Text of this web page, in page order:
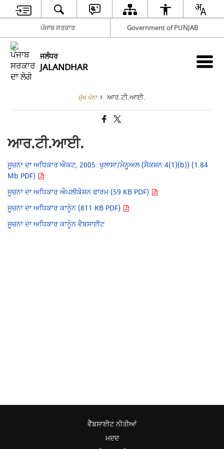
ਪੰਜਾਬ ਸਰਕਾਰ Government of PUNJAB
ਜਲੰਧਰ
JALANDHAR
ਮੁੱਖ ਪੰਨਾ ਆਰ.ਟੀ.ਆਈ.
ਆਰ.ਟੀ.ਆਈ.
ਸੂਚਨਾ ਦਾ ਅਧਿਕਾਰ ਐਕਟ, 2005: ਖੁਲਾਸਾ/ਮੈਨੂਅਲ (ਸੈਕਸ਼ਨ 4(1)(b)) (1.84
Mb PDF)
ਸੂਚਨਾ ਦਾ ਅਧਿਕਾਰ ਐਪਲੀਕੇਸ਼ਨ ਫਾਰਮ (59 KB PDF)
ਸੂਚਨਾ ਦਾ ਅਧਿਕਾਰ ਕਾਨੂੰਨ (811 KB PDF)
ਸੂਚਨਾ ਦਾ ਅਧਿਕਾਰ ਕਾਨੂੰਨ ਵੈਬਸਾਈਟ
ਵੈੱਬਸਾਈਟ ਨੀਤੀਆਂ
ਮਦਦ